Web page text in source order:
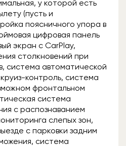
у которой есть
(пусть и
поясничного упора в
цифровая панель
экран с CarPlay,
столкновений при
система автоматической
контроль, система
фронтальном
система
с распознаванием
слепых зон,
с парковки задним
система